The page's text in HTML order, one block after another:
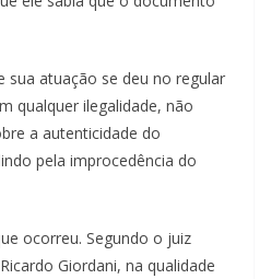
sua atuação se deu no regular
qualquer ilegalidade, não
a autenticidade do
pela improcedência do
ocorreu. Segundo o juiz
Giordani, na qualidade